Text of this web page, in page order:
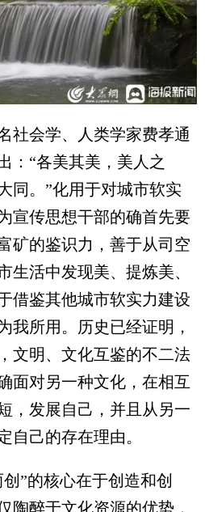
会学、人类学家费孝通
：“各美其美，美人之
同。”化用于对城市软实
宣传思想干部的确首先要
矿的鉴识力，善于从司空
生活中发现美、提炼美、
借鉴其他城市软实力建设
我所用。历史已经证明，
文明、文化互鉴的不二法
面对另一种文化，在相互
，发展自己，并且从另一
自己的存在理由。
的核心在于创造和创
陶醉于文化资源的优势，